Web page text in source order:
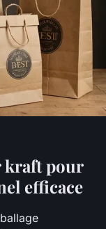
kraft pour
efficace